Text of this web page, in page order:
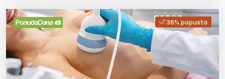
36% popusta